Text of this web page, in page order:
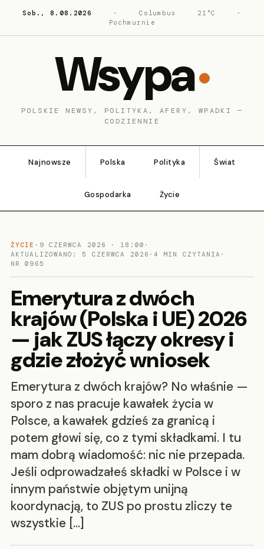
Sob., 8.08.2026 · Columbus 21°C
·
Pochmurnie
Wsypa
POLSKIE NEWSY, POLITYKA, AFERY, WPADKI —
CODZIENNIE
Najnowsze Polska Polityka Świat
Gospodarka Życie
ŻYCIE · 9 CZERWCA 2026 · 18:00 ·
AKTUALIZOWANO: 5 CZERWCA 2026 ·4 MIN CZYTANIA ·
NR 0965
Emerytura z dwóch
krajów (Polska i UE) 2026
— jak ZUS łączy okresy i
gdzie złożyć wniosek
Emerytura z dwóch krajów? No właśnie —
sporo z nas pracuje kawałek życia w
Polsce, a kawałek gdzieś za granicą i
potem głowi się, co z tymi składkami. I tu
mam dobrą wiadomość: nic nie przepada.
Jeśli odprowadzałeś składki w Polsce i w
innym państwie objętym unijną
koordynacją, to ZUS po prostu zliczy te
wszystkie […]